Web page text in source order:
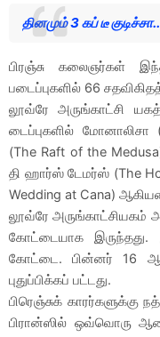
தினமும் 3 கப் டீ
பிரஞ்சு கலைஞர்கள்
படைப்புகளில் 66
லூவ்ரே அருங்காட்சி
டைப்புகளில் மோனாலிசா
(The Raft of the
தி ஹார்ஸ் டேமர்ஸ் (The
Wedding at Cana)
லூவ்ரே அருங்காட்சியகம்
கோட்டையாக இருந்தது.
கோட்டை. பின்னர் 16
புதுப்பிக்கப் பட்டது.
பிரெஞ்சுக் காரர்களுக்கு
பிரான்ஸில் ஒவ்வொரு